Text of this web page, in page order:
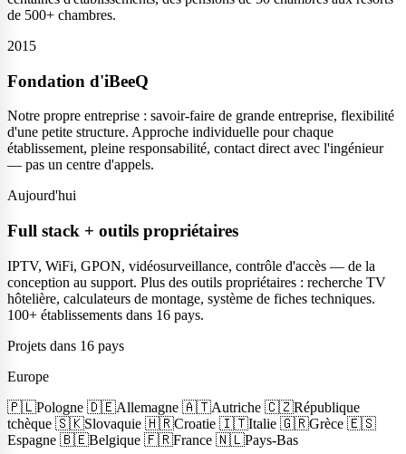
de 500+ chambres.
2015
Fondation d'iBeeQ
Notre propre entreprise : savoir-faire de grande entreprise, flexibilité
d'une petite structure. Approche individuelle pour chaque
établissement, pleine responsabilité, contact direct avec l'ingénieur
— pas un centre d'appels.
Aujourd'hui
Full stack + outils propriétaires
IPTV, WiFi, GPON, vidéosurveillance, contrôle d'accès — de la
conception au support. Plus des outils propriétaires : recherche TV
hôtelière, calculateurs de montage, système de fiches techniques.
100+ établissements dans 16 pays.
Projets dans 16 pays
Europe
🇵🇱Pologne 🇩🇪Allemagne 🇦🇹Autriche 🇨🇿République
tchèque 🇸🇰Slovaquie 🇭🇷Croatie 🇮🇹Italie 🇬🇷Grèce 🇪🇸
Espagne 🇧🇪Belgique 🇫🇷France 🇳🇱Pays-Bas